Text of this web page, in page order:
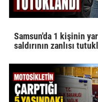
Samsun'da 1 kişinin
saldırının zanlısı